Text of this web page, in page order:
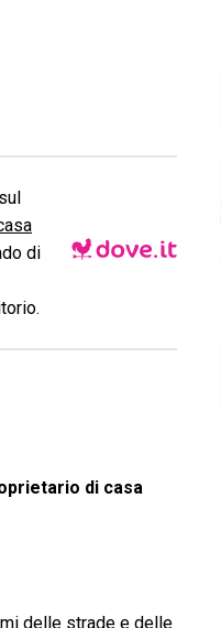
di
di casa
delle strade e delle